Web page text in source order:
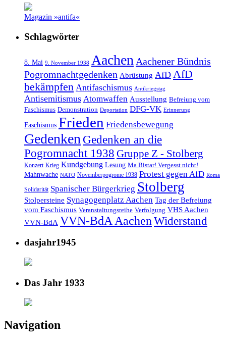
Magazin »antifa«
Schlagwörter
8. Mai 9. November 1938 Aachen Aachener Bündnis
Pogromnachtgedenken Abrüstung AfD AfD
bekämpfen Antifaschismus Antikriegstag
Antisemitismus Atomwaffen Ausstellung Befreiung vom
Faschismus Demonstration Deportation DFG-VK Erinnerung
Faschismus Frieden Friedensbewegung
Gedenken Gedenken an die
Pogromnacht 1938 Gruppe Z - Stolberg
Konzert Krieg Kundgebung Lesung Ma Bistar! Vergesst nicht!
Mahnwache NATO Novemberpogrome 1938 Protest gegen AfD Roma
Solidarität Spanischer Bürgerkrieg Stolberg
Stolpersteine Synagogenplatz Aachen Tag der Befreiung
vom Faschismus Veranstaltungsreihe Verfolgung VHS Aachen
VVN-BdA VVN-BdA AachenWiderstand
dasjahr1945
Das Jahr 1933
Navigation